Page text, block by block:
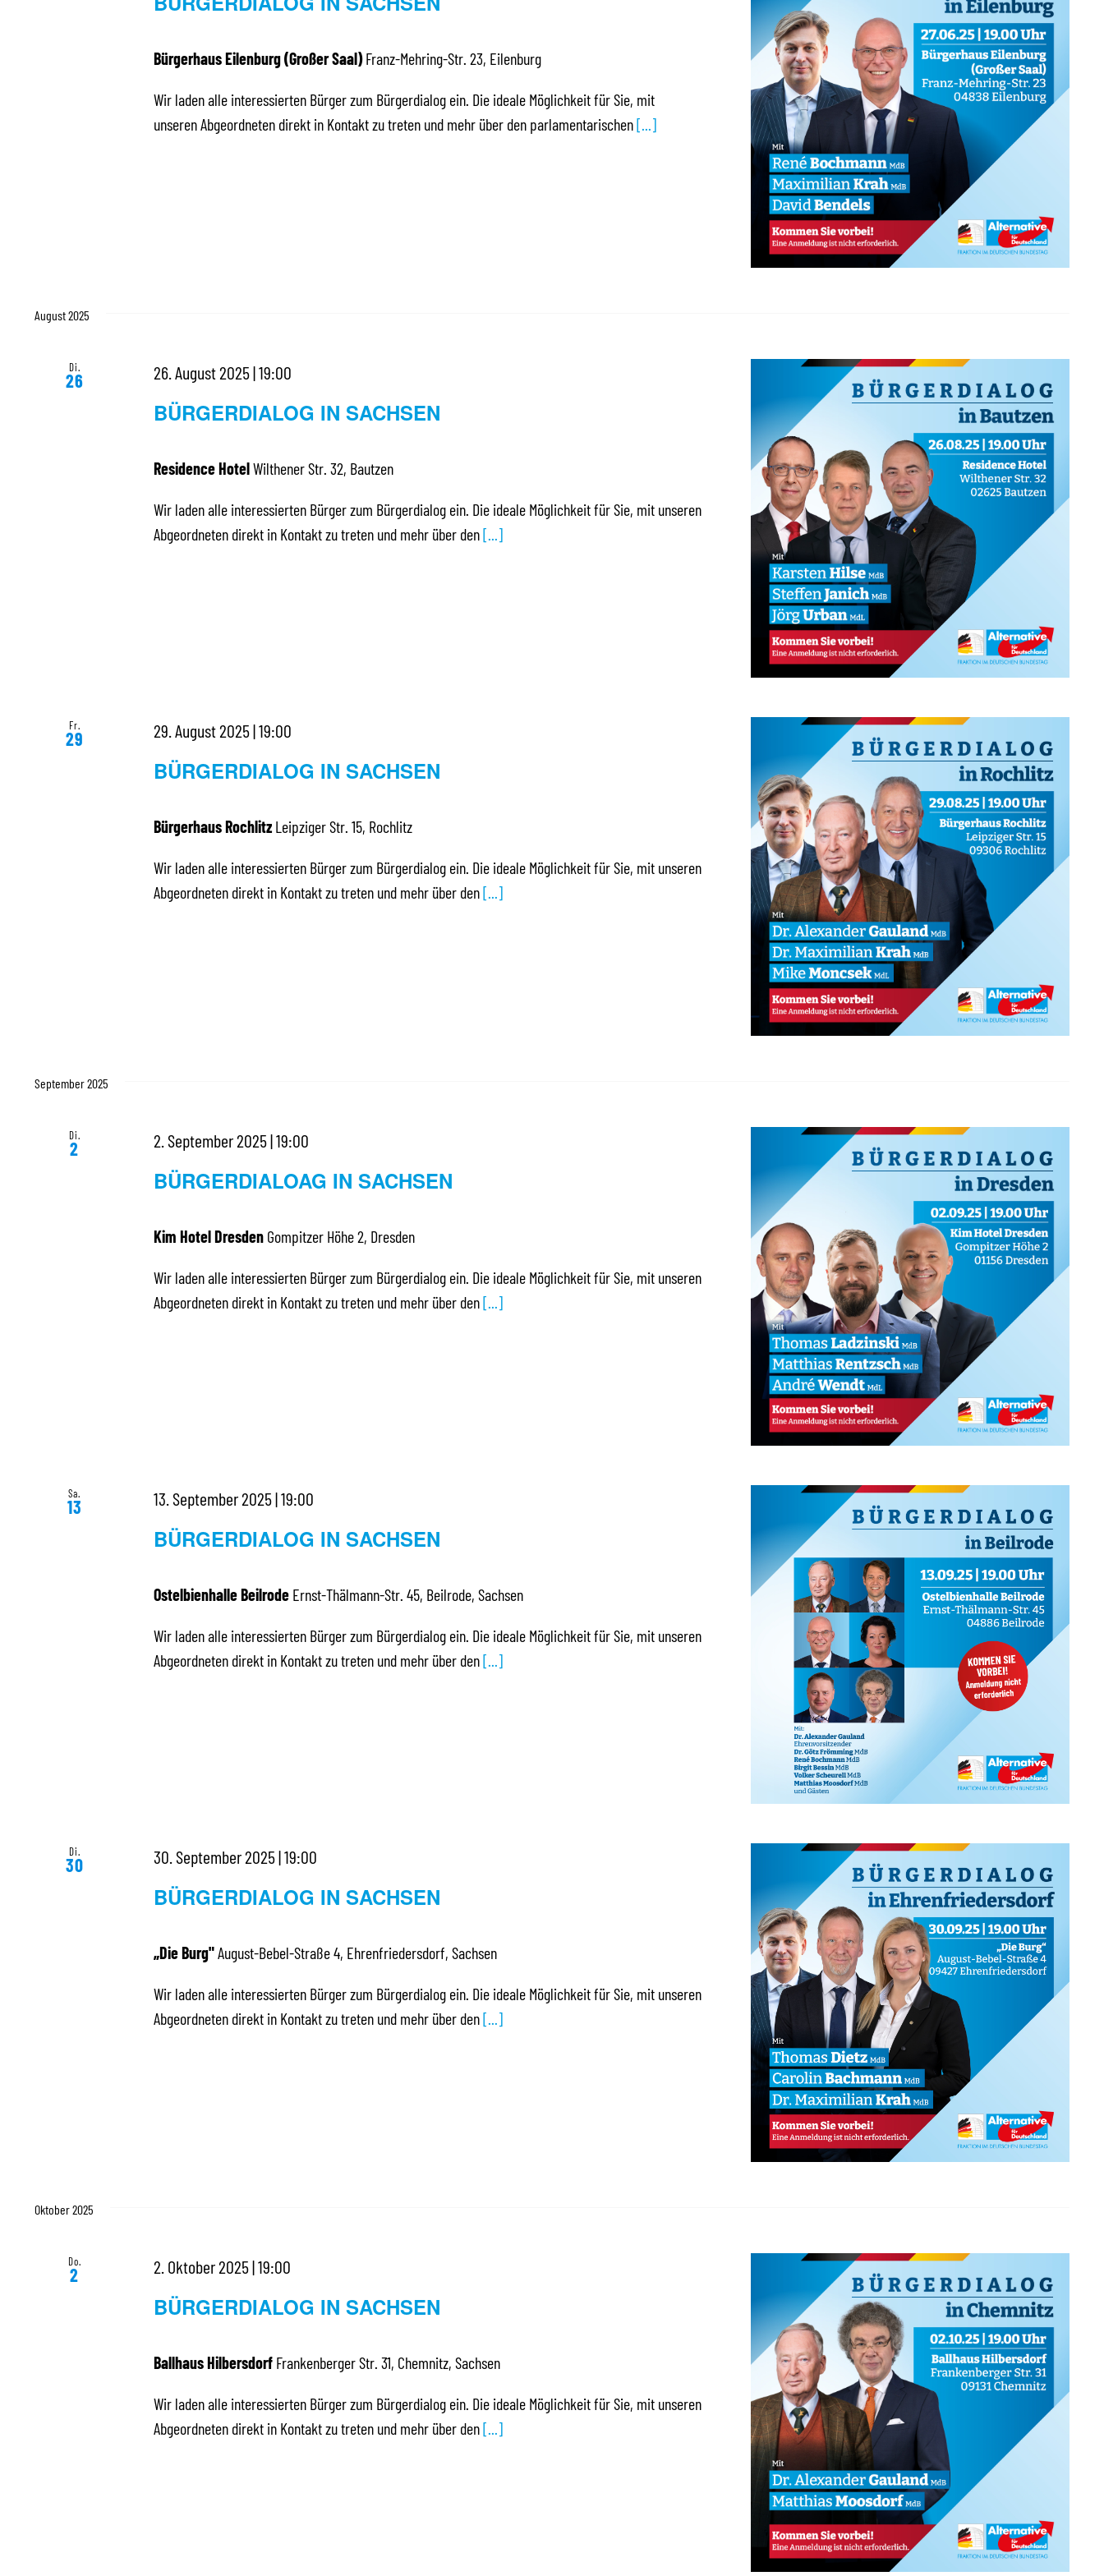
Bürgerhaus Eilenburg (Großer Saal)Franz-Mehring-Str. 23, Eilenburg
Wir laden alle interessierten Bürger zum Bürgerdialog ein. Die ideale Möglichkeit für Sie, mit
unseren Abgeordneten direkt in Kontakt zu treten und mehr über den parlamentarischen[...]
August 2025
Di.
26
BÜRGERDIALOG IN SACHSEN
26. August 2025 | 19:00
Residence HotelWilthener Str. 32, Bautzen
Wir laden alle interessierten Bürger zum Bürgerdialog ein. Die ideale Möglichkeit für Sie, mit unseren
Abgeordneten direkt in Kontakt zu treten und mehr über den[...]
Fr.
29
BÜRGERDIALOG IN SACHSEN
29. August 2025 | 19:00
Bürgerhaus RochlitzLeipziger Str. 15, Rochlitz
Wir laden alle interessierten Bürger zum Bürgerdialog ein. Die ideale Möglichkeit für Sie, mit unseren
Abgeordneten direkt in Kontakt zu treten und mehr über den[...]
September 2025
Di.
2
BÜRGERDIALOAG IN SACHSEN
2. September 2025 | 19:00
Kim Hotel Dresden Gompitzer Höhe 2, Dresden
Wir laden alle interessierten Bürger zum Bürgerdialog ein. Die ideale Möglichkeit für Sie, mit unseren
Abgeordneten direkt in Kontakt zu treten und mehr über den[...]
Sa.
13
BÜRGERDIALOG IN SACHSEN
13. September 2025 | 19:00
Ostelbienhalle Beilrode Ernst-Thälmann-Str. 45, Beilrode, Sachsen
Wir laden alle interessierten Bürger zum Bürgerdialog ein. Die ideale Möglichkeit für Sie, mit unseren
Abgeordneten direkt in Kontakt zu treten und mehr über den[...]
Di.
30
BÜRGERDIALOG IN SACHSEN
30. September 2025 | 19:00
„Die Burg"August-Bebel-Straße 4, Ehrenfriedersdorf, Sachsen
Wir laden alle interessierten Bürger zum Bürgerdialog ein. Die ideale Möglichkeit für Sie, mit unseren
Abgeordneten direkt in Kontakt zu treten und mehr über den[...]
Oktober 2025
Do.
2
BÜRGERDIALOG IN SACHSEN
2. Oktober 2025 | 19:00
Ballhaus Hilbersdorf Frankenberger Str. 31, Chemnitz, Sachsen
Wir laden alle interessierten Bürger zum Bürgerdialog ein. Die ideale Möglichkeit für Sie, mit unseren
Abgeordneten direkt in Kontakt zu treten und mehr über den[...]